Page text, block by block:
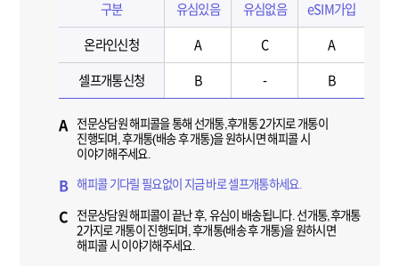
구분 유심있음 유심없음 eSIM가입
온라인신청 A C A
셀프개통신청 B - B
A
전문상담원 해피콜을 통해 선개통,후개통 2가지로 개통이
진행되며, 후개통(배송 후 개통)을 원하시면 해피콜 시
이야기해주세요.
B 해피콜 기다릴 필요없이 지금 바로 셀프개통하세요.
C
전문상담원 해피콜이 끝난 후, 유심이 배송됩니다. 선개통,후개통
2가지로 개통이 진행되며, 후개통(배송 후 개통)을 원하시면
해피콜 시 이야기해주세요.